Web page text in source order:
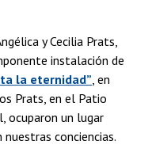
y Cecilia Prats,
instalación de
la eternidad”, en
Prats, en el Patio
ocuparon un lugar
conciencias.